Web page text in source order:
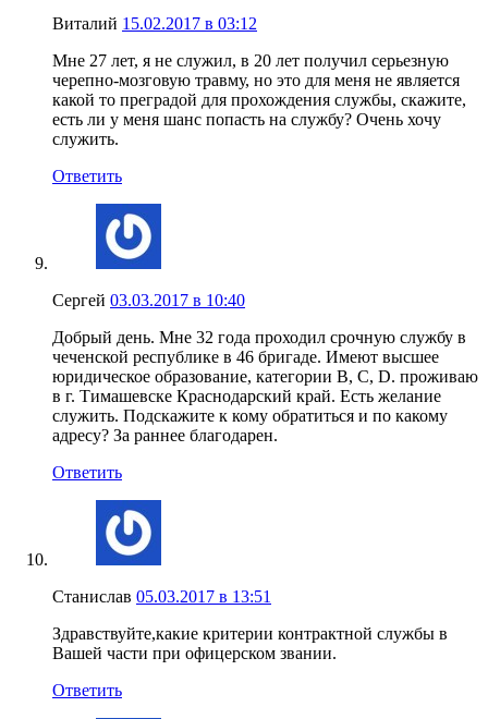
Виталий 15.02.2017 в 03:12
Мне 27 лет, я не служил, в 20 лет получил серьезную
черепно-мозговую травму, но это для меня не является
какой то преградой для прохождения службы, скажите,
есть ли у меня шанс попасть на службу? Очень хочу
служить.
Ответить
Сергей 03.03.2017 в 10:40
Добрый день. Мне 32 года проходил срочную службу в
чеченской республике в 46 бригаде. Имеют высшее
юридическое образование, категории B, C, D. проживаю
в г. Тимашевске Краснодарский край. Есть желание
служить. Подскажите к кому обратиться и по какому
адресу? За раннее благодарен.
Ответить
Станислав 05.03.2017 в 13:51
Здравствуйте,какие критерии контрактной службы в
Вашей части при офицерском звании.
Ответить